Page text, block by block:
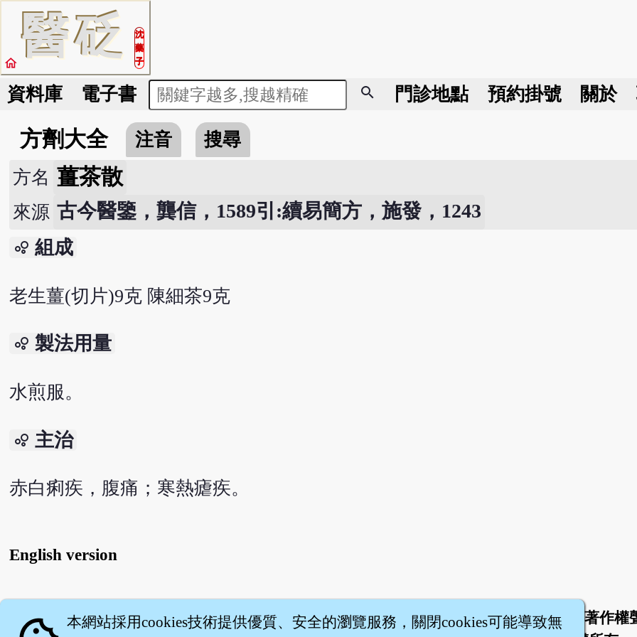
醫砭
沈
藥
子
home
資料庫 電子書 search 門診地點 預約掛號 關於
方劑大全 注音
搜尋
方名 薑茶散
來源 古今醫鑒，龔信，1589引:續易簡方，施發，1243
bubble_chart 組成
老生薑(切片)9克 陳細茶9克
bubble_chart 製法用量
水煎服。
bubble_chart 主治
赤白痢疾，腹痛；寒熱瘧疾。
English version
關於 | 聯絡我們 服務條款 隱私權條款
著作權
本網站採用cookies技術提供優質、安全的瀏覽服務，關閉cookies可能導致無